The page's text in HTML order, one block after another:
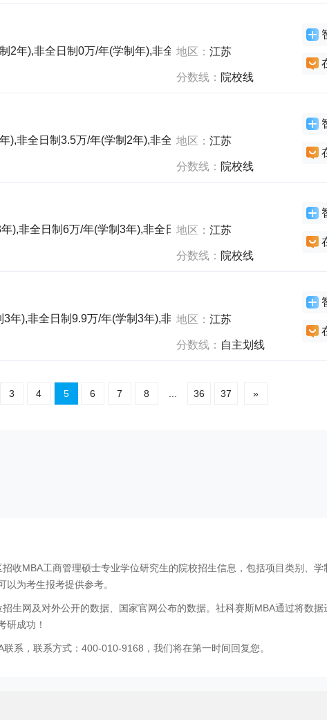
2年),非全日制0万/年(学制年),非全日制0万/年(学制年)
地区： 江苏
分数线： 院校线
),非全日制3.5万/年(学制2年),非全日制0万/年(学制3年),全日制
地区： 江苏
分数线： 院校线
),非全日制6万/年(学制3年),非全日制9万/年(学制3年),非全日制3万
地区： 江苏
分数线： 院校线
年),非全日制9.9万/年(学制3年),非全日制0万/年(学制3年),非全日
地区： 江苏
分数线： 自主划线
3 4 5 6 7 8 36 37 »
收MBA工商管理硕士专业学位研究生的院校招生信息，包括项目类别、
为考生报考提供参考。
生网及对外公开的数据、国家官网公布的数据。社科赛斯MBA通过将数
研成功！
系，联系方式：400-010-9168，我们将在第一时间回复您。